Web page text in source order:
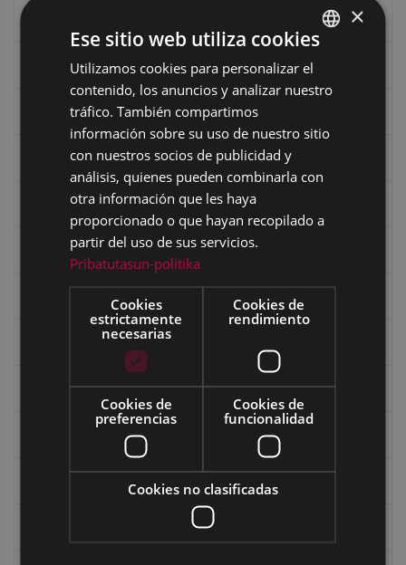
Ciclismo
Ciclismo "A rueda"
Dibujos de Julen Zabaleta
Eibar desde el aire
Eibartarren ahotan
Fondo Bolumburu
Fondo Carlos Narbaiza
BASQUE
SPANISH
×
Ese sitio web utiliza cookies
Utilizamos cookies para personalizar el
contenido, los anuncios y analizar nuestro
tráfico. También compartimos
información sobre su uso de nuestro sitio
con nuestros socios de publicidad y
análisis, quienes pueden combinarla con
otra información que les haya
proporcionado o que hayan recopilado a
partir del uso de sus servicios.
Pribatutasun-politika
Cookies
estrictamente
necesarias
Cookies de
rendimiento
Cookies de
preferencias
Cookies de
funcionalidad
Cookies no clasificadas